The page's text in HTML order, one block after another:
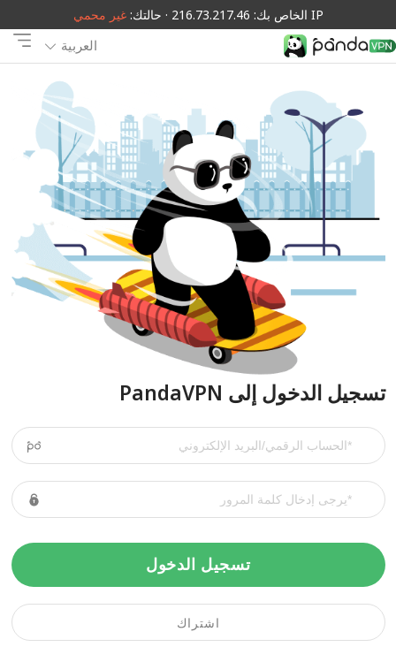
IP الخاص بك: 216.73.217.46 · حالتك: غير محمي
العربية
تسجيل الدخول إلى PandaVPN
تسجيل الدخول
اشتراك